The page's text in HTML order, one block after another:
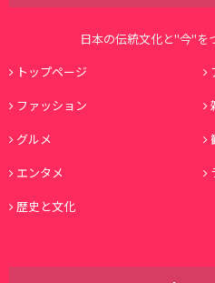
日本の伝統文化と"今"を
トップページ
ファッション
グルメ
エンタメ
歴史と文化